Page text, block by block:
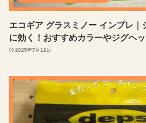
エコギア グラスミノー インプレ｜
に効く！おすすめカラーやジグヘ
2025年7月12日